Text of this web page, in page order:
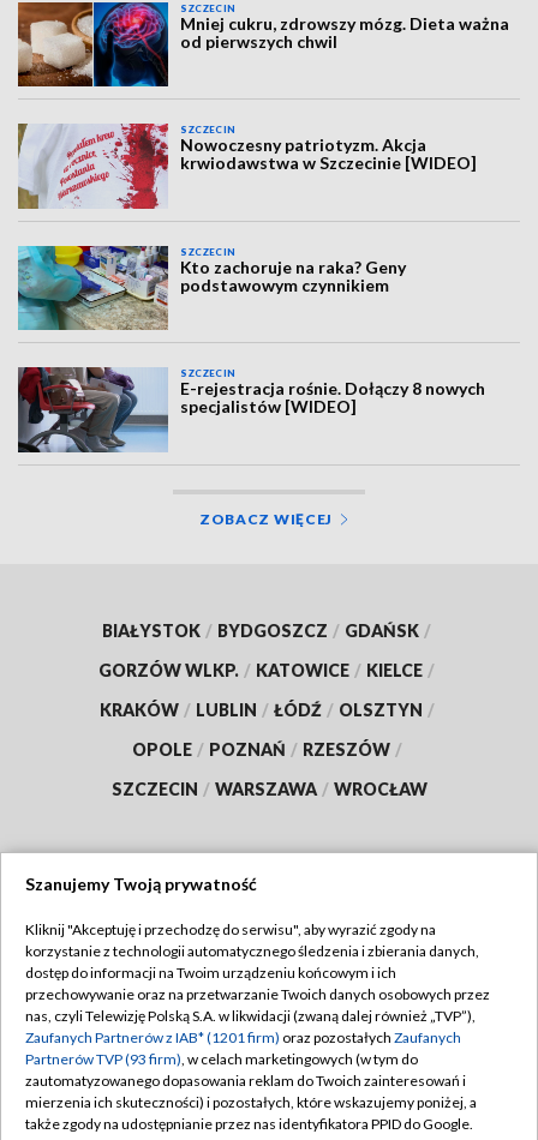
SZCZECIN
Mniej cukru, zdrowszy mózg. Dieta ważna
od pierwszych chwil
SZCZECIN
Nowoczesny patriotyzm. Akcja
krwiodawstwa w Szczecinie [WIDEO]
SZCZECIN
Kto zachoruje na raka? Geny
podstawowym czynnikiem
SZCZECIN
E-rejestracja rośnie. Dołączy 8 nowych
specjalistów [WIDEO]
ZOBACZ WIĘCEJ
BIAŁYSTOK / BYDGOSZCZ / GDAŃSK /
GORZÓW WLKP. / KATOWICE / KIELCE /
KRAKÓW / LUBLIN / ŁÓDŹ / OLSZTYN /
OPOLE / POZNAŃ / RZESZÓW /
SZCZECIN / WARSZAWA / WROCŁAW
TVP
Abonament TVP
Emisja w TVP
Centrum informacji TVP
Naziemna Telewizja Cyfrowa
Regulamin TVP
Polityka prywatności
Moje zgody
Pomoc
Szanujemy Twoją prywatność
Kliknij "Akceptuję i przechodzę do serwisu", aby wyrazić zgody na
korzystanie z technologii automatycznego śledzenia i zbierania danych,
dostęp do informacji na Twoim urządzeniu końcowym i ich
przechowywanie oraz na przetwarzanie Twoich danych osobowych przez
nas, czyli Telewizję Polską S.A. w likwidacji (zwaną dalej również „TVP”),
Zaufanych Partnerów z IAB* (1201 firm) oraz pozostałych Zaufanych
Partnerów TVP (93 firm), w celach marketingowych (w tym do
zautomatyzowanego dopasowania reklam do Twoich zainteresowań i
mierzenia ich skuteczności) i pozostałych, które wskazujemy poniżej, a
także zgody na udostępnianie przez nas identyfikatora PPID do Google.